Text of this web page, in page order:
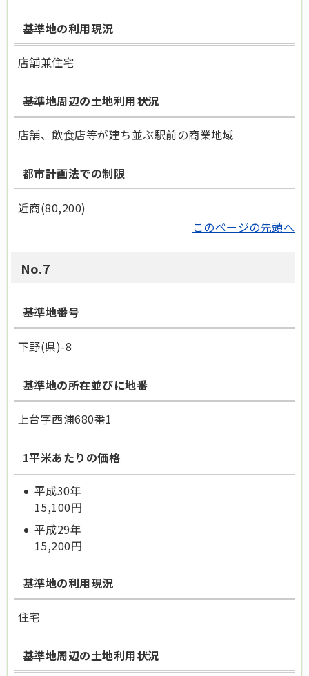
基準地の利用現況
店舗兼住宅
基準地周辺の土地利用状況
店舗、飲食店等が建ち並ぶ駅前の商業地域
都市計画法での制限
近商(80,200)
このページの先頭へ
No.7
基準地番号
下野(県)-8
基準地の所在並びに地番
上台字西浦680番1
1平米あたりの価格
平成30年
15,100円
平成29年
15,200円
基準地の利用現況
住宅
基準地周辺の土地利用状況